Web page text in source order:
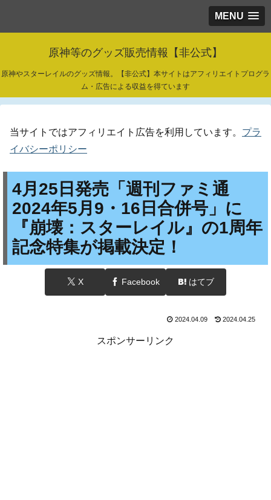
MENU
原神等のグッズ販売情報【非公式】
原神やスターレイルのグッズ情報。【非公式】本サイトはアフィリエイトプログラ
ム・広告による収益を得ています
当サイトではアフィリエイト広告を利用しています。 プラ
イバシーポリシー
4月25日発売「週刊ファミ通
2024年5月9・16日合併号」に
『崩壊：スターレイル』の1周年
記念特集が掲載決定！
X Facebook はてブ
2024.04.09 2024.04.25
スポンサーリンク